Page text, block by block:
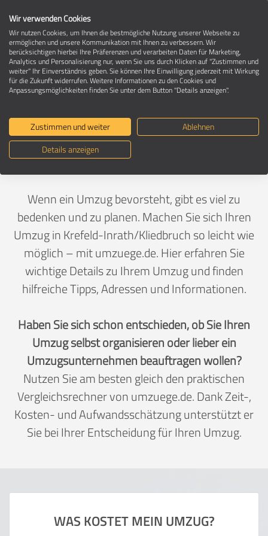
Umzug in 47798 Krefeld-
Inrath/Kliedbruch
Ein Umzug ist Vertrauenssache
Deutschland>Nordrhein-Westfalen
Wenn ein Umzug bevorsteht, gibt es viel zu
bedenken und zu planen. Machen Sie sich Ihren
Umzug in Krefeld-Inrath/Kliedbruch so leicht wie
möglich – mit umzuege.de. Hier erfahren Sie
wichtige Details zu Ihrem Umzug und finden
hilfreiche Tipps, Adressen und Informationen.
Haben Sie sich schon entschieden, ob Sie Ihren
Umzug selbst organisieren oder lieber ein
Umzugsunternehmen beauftragen wollen?
Nutzen Sie am besten gleich den praktischen
Vergleichsrechner von umzuege.de. Dank Zeit-,
Kosten- und Aufwandsschätzung unterstützt er
Sie bei Ihrer Entscheidung für Ihren Umzug.
WAS KOSTET MEIN UMZUG?
Wir verwenden Cookies
Wir nutzen Cookies, um Ihnen die bestmögliche Nutzung unserer Webseite zu
ermöglichen und unsere Kommunikation mit Ihnen zu verbessern. Wir
berücksichtigen hierbei Ihre Präferenzen und verarbeiten Daten für Marketing,
Analytics und Personalisierung nur, wenn Sie uns durch Klicken auf "Zustimmen und
weiter" Ihr Einverständnis geben. Sie können Ihre Einwilligung jederzeit mit Wirkung
für die Zukunft widerrufen. Weitere Informationen zu den Cookies und
Anpassungsmöglichkeiten finden Sie unter dem Button "Details anzeigen".
Zustimmen und weiter
Ablehnen
Details anzeigen